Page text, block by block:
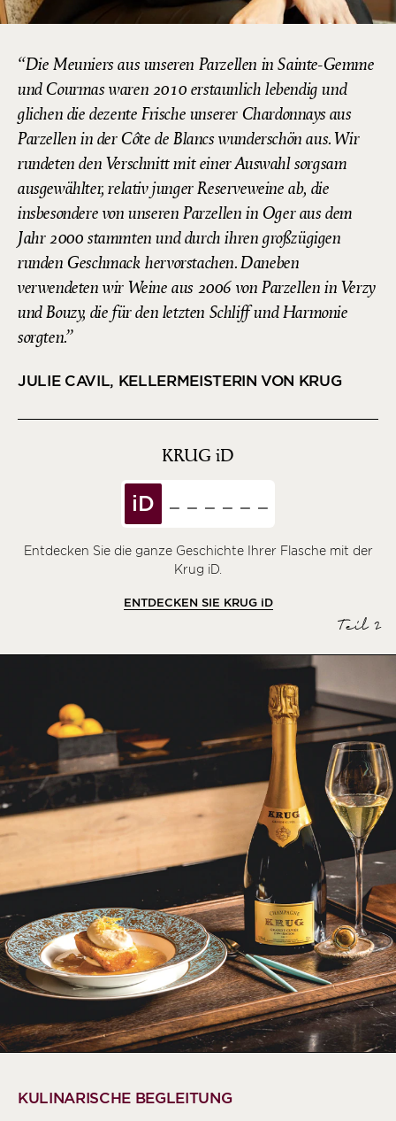
Die Meuniers aus unseren Parzellen in Sainte-Gemme
und Courmas waren 2010 erstaunlich lebendig und
glichen die dezente Frische unserer Chardonnays aus
Parzellen in der Côte de Blancs wunderschön aus. Wir
rundeten den Verschnitt mit einer Auswahl sorgsam
ausgewählter, relativ junger Reserveweine ab, die
insbesondere von unseren Parzellen in Oger aus dem
Jahr 2000 stammten und durch ihren großzügigen
runden Geschmack hervorstachen. Daneben
verwendeten wir Weine aus 2006 von Parzellen in Verzy
und Bouzy, die für den letzten Schliff und Harmonie
sorgten.
JULIE CAVIL, KELLERMEISTERIN VON KRUG
KRUG iD
iD
Entdecken Sie die ganze Geschichte Ihrer Flasche mit der
Krug iD.
ENTDECKEN SIE KRUG iD
Teil 2
KULINARISCHE BEGLEITUNG